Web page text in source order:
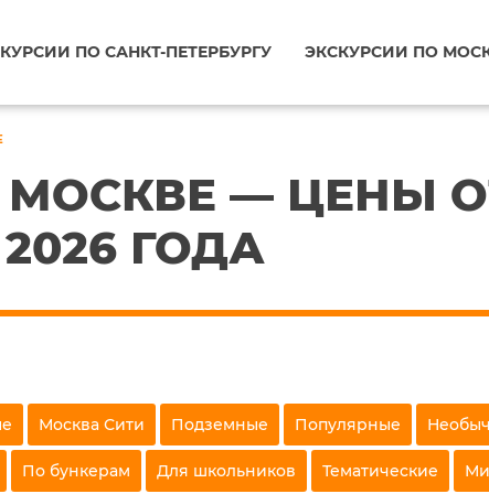
ПО САНКТ-ПЕТЕРБУРГУ ЭКСКУРСИИ ПО
— ЦЕНЫ
ГОДА
Москва Сити Подземные Популярные
По бункерам Для школьников Тематические